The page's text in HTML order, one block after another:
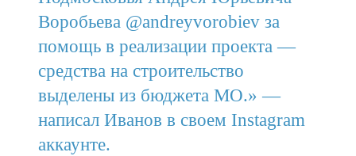
Воробьева @andreyvorobiev за
помощь в реализации проекта —
средства на строительство
выделены из бюджета МО.» —
написал Иванов в своем Instagram
аккаунте.